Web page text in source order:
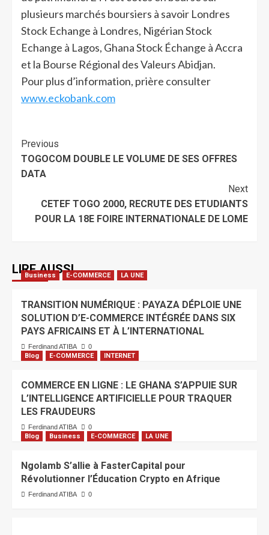
plusieurs marchés boursiers à savoir Londres
Stock Echange à Londres, Nigérian Stock
Echange à Lagos, Ghana Stock Échange à Accra
et la Bourse Régional des Valeurs Abidjan.
Pour plus d’information, prière consulter
www.eckobank.com
Previous
TOGOCOM DOUBLE LE VOLUME DE SES OFFRES
DATA
Next
CETEF TOGO 2000, RECRUTE DES ETUDIANTS
POUR LA 18E FOIRE INTERNATIONALE DE LOME
LIRE AUSSI
Business E-COMMERCE LA UNE
TRANSITION NUMÉRIQUE : PAYAZA DÉPLOIE UNE
SOLUTION D’E-COMMERCE INTÉGRÉE DANS SIX
PAYS AFRICAINS ET À L’INTERNATIONAL
Ferdinand ATIBA 0
Blog E-COMMERCE INTERNET
COMMERCE EN LIGNE : LE GHANA S’APPUIE SUR
L’INTELLIGENCE ARTIFICIELLE POUR TRAQUER
LES FRAUDEURS
Ferdinand ATIBA 0
Blog Business E-COMMERCE LA UNE
Ngolamb S’allie à FasterCapital pour
Révolutionner l’Éducation Crypto en Afrique
Ferdinand ATIBA 0